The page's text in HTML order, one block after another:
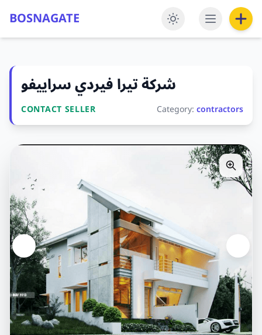
BOSNAGATE
شركة تيرا فيردي سراييفو
CONTACT SELLER Category:contractors